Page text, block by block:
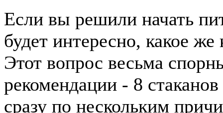
Если вы решили начать
будет интересно, какое
Этот вопрос весьма
рекомендации - 8
сразу по нескольким